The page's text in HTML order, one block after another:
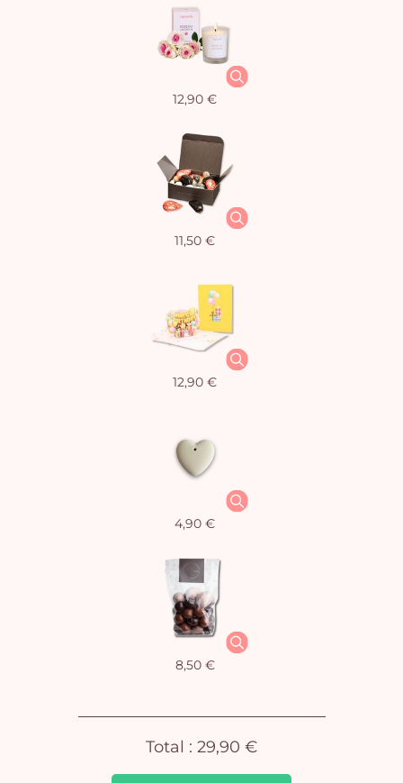
12,90 €
11,50 €
12,90 €
4,90 €
8,50 €
Total : 29,90 €